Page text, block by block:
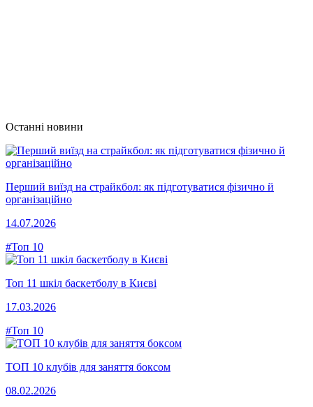
Останні новини
Перший виїзд на страйкбол: як підготуватися фізично й
організаційно
14.07.2026
#Топ 10
Топ 11 шкіл баскетболу в Києві
17.03.2026
#Топ 10
ТОП 10 клубів для заняття боксом
08.02.2026